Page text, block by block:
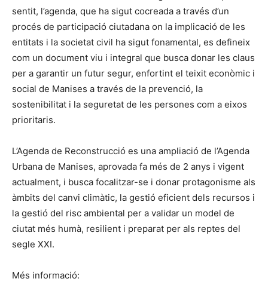
sentit, l’agenda, que ha sigut cocreada a través d’un
procés de participació ciutadana on la implicació de les
entitats i la societat civil ha sigut fonamental, es defineix
com un document viu i integral que busca donar les claus
per a garantir un futur segur, enfortint el teixit econòmic i
social de Manises a través de la prevenció, la
sostenibilitat i la seguretat de les persones com a eixos
prioritaris.
L’Agenda de Reconstrucció es una ampliació de l’Agenda
Urbana de Manises, aprovada fa més de 2 anys i vigent
actualment, i busca focalitzar-se i donar protagonisme als
àmbits del canvi climàtic, la gestió eficient dels recursos i
la gestió del risc ambiental per a validar un model de
ciutat més humà, resilient i preparat per als reptes del
segle XXI.
Més informació: